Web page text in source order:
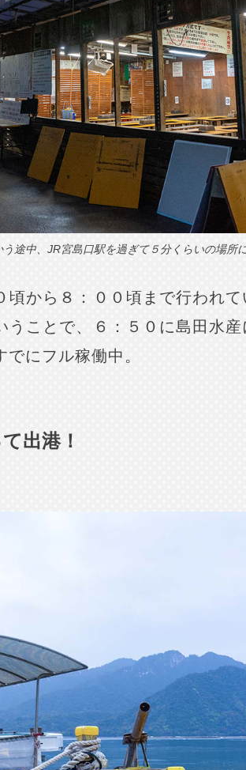
途中、JR宮島口駅を過ぎて５分くらいの場所
頃から８：００頃まで行われ
うことで、６：５０に島田水産
にフル稼働中。
出港！